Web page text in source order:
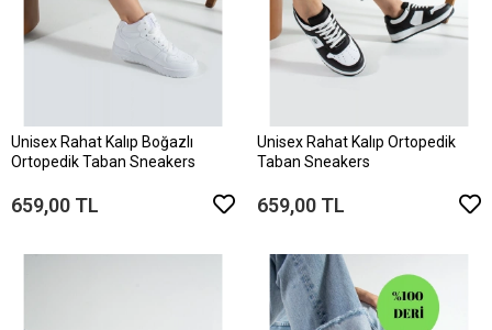
Unisex Rahat Kalıp Boğazlı
Ortopedik Taban Sneakers
659,00 TL
Unisex Rahat Kalıp Ortopedik
Taban Sneakers
659,00 TL